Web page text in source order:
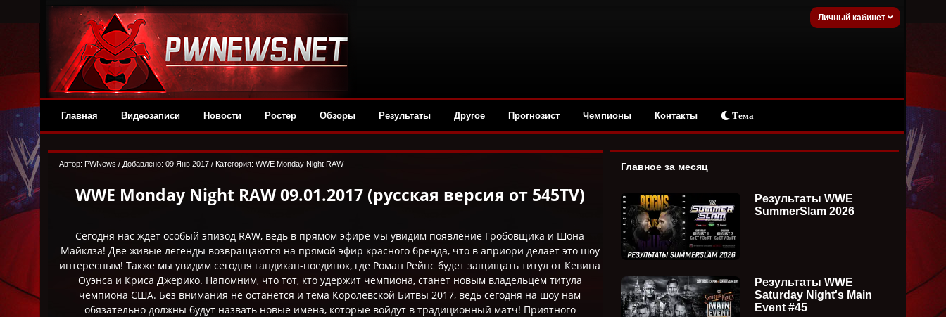
Личный кабинет
Главная Видеозаписи Новости Ростер Обзоры Результаты Другое Прогнозист Чемпионы Контакты Тема
Автор: PWNews / Добавлено: 09 Янв 2017 / Категория: WWE Monday Night RAW
WWE Monday Night RAW 09.01.2017 (русская версия от 545TV)
Сегодня нас ждет особый эпизод RAW, ведь в прямом эфире мы увидим появление Гробовщика и Шона
Майклза! Две живые легенды возвращаются на прямой эфир красного бренда, что в априори делает это шоу
интересным! Также мы увидим сегодня гандикап-поединок, где Роман Рейнс будет защищать титул от Кевина
Оуэнса и Криса Джерико. Напомним, что тот, кто удержит чемпиона, станет новым владельцем титула
чемпиона США. Без внимания не останется и тема Королевской Битвы 2017, ведь сегодня на шоу нам
обязательно должны будут назвать новые имена, которые войдут в традиционный матч! Приятного
Главное за месяц
Результаты WWE
SummerSlam 2026
Результаты WWE
Saturday Night's Main
Event #45